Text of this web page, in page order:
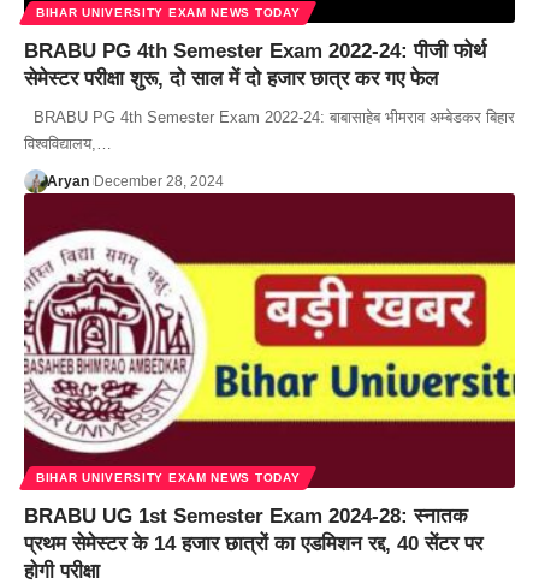
BIHAR UNIVERSITY EXAM NEWS TODAY
BRABU PG 4th Semester Exam 2022-24: पीजी फोर्थ
सेमेस्टर परीक्षा शुरू, दो साल में दो हजार छात्र कर गए फेल
BRABU PG 4th Semester Exam 2022-24: बाबासाहेब भीमराव अम्बेडकर बिहार
विश्वविद्यालय,…
Aryan December 28, 2024
BIHAR UNIVERSITY EXAM NEWS TODAY
BRABU UG 1st Semester Exam 2024-28: स्नातक
प्रथम सेमेस्टर के 14 हजार छात्रों का एडमिशन रद्द, 40 सेंटर पर
होगी परीक्षा